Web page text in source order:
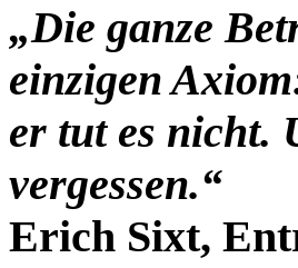
„Die ganze
einzigen
er tut es nicht.
vergessen.“
Erich Sixt,